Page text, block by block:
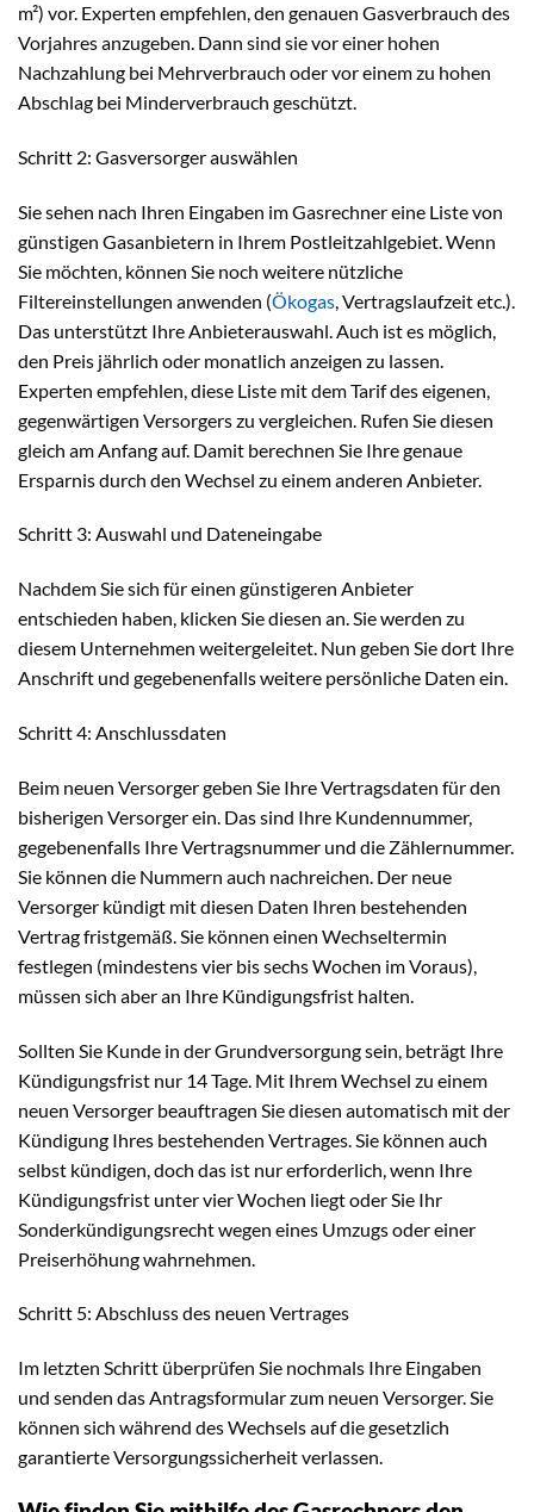
m²) vor. Experten empfehlen, den genauen Gasverbrauch des
Vorjahres anzugeben. Dann sind sie vor einer hohen
Nachzahlung bei Mehrverbrauch oder vor einem zu hohen
Abschlag bei Minderverbrauch geschützt.
Schritt 2: Gasversorger auswählen
Sie sehen nach Ihren Eingaben im Gasrechner eine Liste von
günstigen Gasanbietern in Ihrem Postleitzahlgebiet. Wenn
Sie möchten, können Sie noch weitere nützliche
Filtereinstellungen anwenden (Ökogas , Vertragslaufzeit etc.).
Das unterstützt Ihre Anbieterauswahl. Auch ist es möglich,
den Preis jährlich oder monatlich anzeigen zu lassen.
Experten empfehlen, diese Liste mit dem Tarif des eigenen,
gegenwärtigen Versorgers zu vergleichen. Rufen Sie diesen
gleich am Anfang auf. Damit berechnen Sie Ihre genaue
Ersparnis durch den Wechsel zu einem anderen Anbieter.
Schritt 3: Auswahl und Dateneingabe
Nachdem Sie sich für einen günstigeren Anbieter
entschieden haben, klicken Sie diesen an. Sie werden zu
diesem Unternehmen weitergeleitet. Nun geben Sie dort Ihre
Anschrift und gegebenenfalls weitere persönliche Daten ein.
Schritt 4: Anschlussdaten
Beim neuen Versorger geben Sie Ihre Vertragsdaten für den
bisherigen Versorger ein. Das sind Ihre Kundennummer,
gegebenenfalls Ihre Vertragsnummer und die Zählernummer.
Sie können die Nummern auch nachreichen. Der neue
Versorger kündigt mit diesen Daten Ihren bestehenden
Vertrag fristgemäß. Sie können einen Wechseltermin
festlegen (mindestens vier bis sechs Wochen im Voraus),
müssen sich aber an Ihre Kündigungsfrist halten.
Sollten Sie Kunde in der Grundversorgung sein, beträgt Ihre
Kündigungsfrist nur 14 Tage. Mit Ihrem Wechsel zu einem
neuen Versorger beauftragen Sie diesen automatisch mit der
Kündigung Ihres bestehenden Vertrages. Sie können auch
selbst kündigen, doch das ist nur erforderlich, wenn Ihre
Kündigungsfrist unter vier Wochen liegt oder Sie Ihr
Sonderkündigungsrecht wegen eines Umzugs oder einer
Preiserhöhung wahrnehmen.
Schritt 5: Abschluss des neuen Vertrages
Im letzten Schritt überprüfen Sie nochmals Ihre Eingaben
und senden das Antragsformular zum neuen Versorger. Sie
können sich während des Wechsels auf die gesetzlich
garantierte Versorgungssicherheit verlassen.